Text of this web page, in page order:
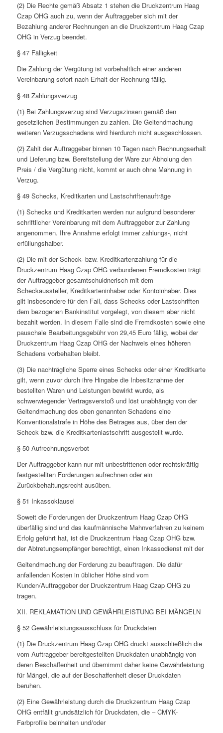
(2) Die Rechte gemäß Absatz 1 stehen die Druckzentrum Haag
Czap OHG auch zu, wenn der Auftraggeber sich mit der
Bezahlung anderer Rechnungen an die Druckzentrum Haag Czap
OHG in Verzug beendet.
§ 47 Fälligkeit
Die Zahlung der Vergütung ist vorbehaltlich einer anderen
Vereinbarung sofort nach Erhalt der Rechnung fällig.
§ 48 Zahlungsverzug
(1) Bei Zahlungsverzug sind Verzugszinsen gemäß den
gesetzlichen Bestimmungen zu zahlen. Die Geltendmachung
weiteren Verzugsschadens wird hierdurch nicht ausgeschlossen.
(2) Zahlt der Auftraggeber binnen 10 Tagen nach Rechnungserhalt
und Lieferung bzw. Bereitstellung der Ware zur Abholung den
Preis / die Vergütung nicht, kommt er auch ohne Mahnung in
Verzug.
§ 49 Schecks, Kreditkarten und Lastschriftenaufträge
(1) Schecks und Kreditkarten werden nur aufgrund besonderer
schriftlicher Vereinbarung mit dem Auftraggeber zur Zahlung
angenommen. Ihre Annahme erfolgt immer zahlungs-, nicht
erfüllungshalber.
(2) Die mit der Scheck- bzw. Kreditkartenzahlung für die
Druckzentrum Haag Czap OHG verbundenen Fremdkosten trägt
der Auftraggeber gesamtschuldnerisch mit dem
Scheckaussteller, Kreditkarteninhaber oder Kontoinhaber. Dies
gilt insbesondere für den Fall, dass Schecks oder Lastschriften
dem bezogenen Bankinstitut vorgelegt, von diesem aber nicht
bezahlt werden. In diesem Falle sind die Fremdkosten sowie eine
pauschale Bearbeitungsgebühr von 29,45 Euro fällig, wobei der
Druckzentrum Haag Czap OHG der Nachweis eines höheren
Schadens vorbehalten bleibt.
(3) Die nachträgliche Sperre eines Schecks oder einer Kreditkarte
gilt, wenn zuvor durch ihre Hingabe die Inbesitznahme der
bestellten Waren und Leistungen bewirkt wurde, als
schwerwiegender Vertragsverstoß und löst unabhängig von der
Geltendmachung des oben genannten Schadens eine
Konventionalstrafe in Höhe des Betrages aus, über den der
Scheck bzw. die Kreditkartenlastschrift ausgestellt wurde.
§ 50 Aufrechnungsverbot
Der Auftraggeber kann nur mit unbestrittenen oder rechtskräftig
festgestellten Forderungen aufrechnen oder ein
Zurückbehaltungsrecht ausüben.
§ 51 Inkassoklausel
Soweit die Forderungen der Druckzentrum Haag Czap OHG
überfällig sind und das kaufmännische Mahnverfahren zu keinem
Erfolg geführt hat, ist die Druckzentrum Haag Czap OHG bzw.
der Abtretungsempfänger berechtigt, einen Inkassodienst mit der
Geltendmachung der Forderung zu beauftragen. Die dafür
anfallenden Kosten in üblicher Höhe sind vom
Kunden/Auftraggeber der Druckzentrum Haag Czap OHG zu
tragen.
XII. REKLAMATION UND GEWÄHRLEISTUNG BEI MÄNGELN
§ 52 Gewährleistungsausschluss für Druckdaten
(1) Die Druckzentrum Haag Czap OHG druckt ausschließlich die
vom Auftraggeber bereitgestellten Druckdaten unabhängig von
deren Beschaffenheit und übernimmt daher keine Gewährleistung
für Mängel, die auf der Beschaffenheit dieser Druckdaten
beruhen.
(2) Eine Gewährleistung durch die Druckzentrum Haag Czap
OHG entfällt grundsätzlich für Druckdaten, die – CMYK-
Farbprofile beinhalten und/oder